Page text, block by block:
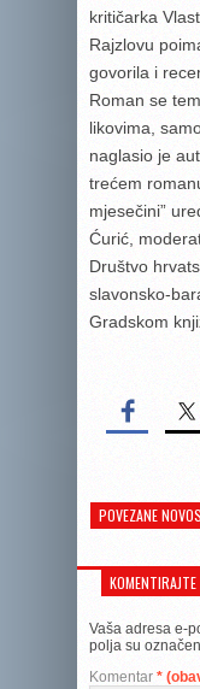
kritičarka
Rajzlovu
govorila i
Roman se
likovima,
naglasio je
trećem
mjesečini”
Ćurić,
Društvo
slavonsko-
Gradskom
POVEZANE
KOMENTIRAJTE
Vaša adresa e-
polja su
Komentar *